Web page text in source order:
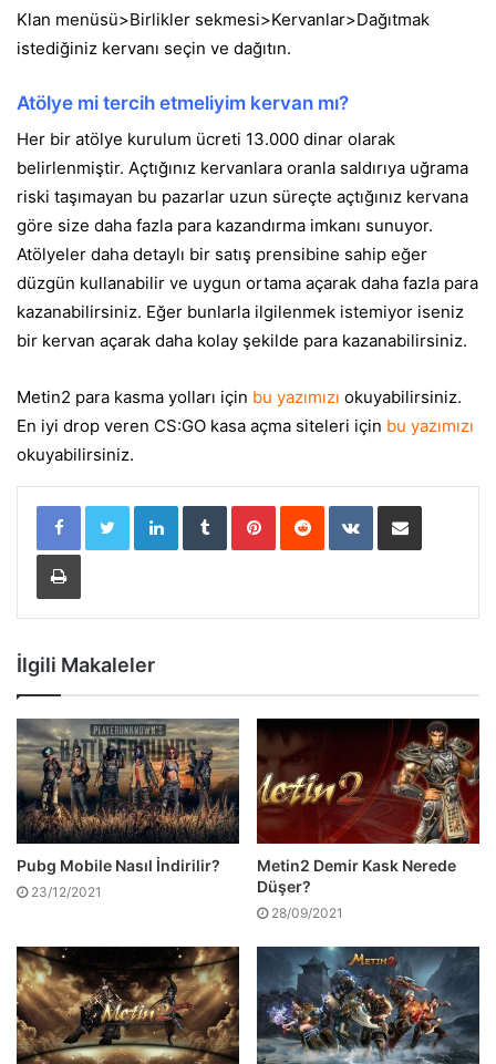
Klan menüsü>Birlikler sekmesi>Kervanlar>Dağıtmak
istediğiniz kervanı seçin ve dağıtın.
Atölye mi tercih etmeliyim kervan mı?
Her bir atölye kurulum ücreti 13.000 dinar olarak
belirlenmiştir. Açtığınız kervanlara oranla saldırıya uğrama
riski taşımayan bu pazarlar uzun süreçte açtığınız kervana
göre size daha fazla para kazandırma imkanı sunuyor.
Atölyeler daha detaylı bir satış prensibine sahip eğer
düzgün kullanabilir ve uygun ortama açarak daha fazla para
kazanabilirsiniz. Eğer bunlarla ilgilenmek istemiyor iseniz
bir kervan açarak daha kolay şekilde para kazanabilirsiniz.
Metin2 para kasma yolları için bu yazımızı okuyabilirsiniz.
En iyi drop veren CS:GO kasa açma siteleri için bu yazımızı
okuyabilirsiniz.
LinkedInTumblrPinterestReddit VKontakteE-Posta ile paylaş
Yazdır
İlgili Makaleler
Pubg Mobile Nasıl İndirilir?
23/12/2021
Metin2 Demir Kask Nerede
Düşer?
28/09/2021